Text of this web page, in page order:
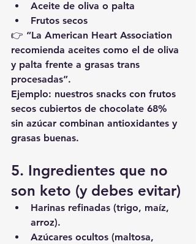
Aceite de oliva o palta
Frutos secos
👉 “La American Heart Association
recomienda aceites como el de oliva
y palta frente a grasas trans
procesadas”.
Ejemplo: nuestros snacks con frutos
secos cubiertos de chocolate 68%
sin azúcar combinan antioxidantes y
grasas buenas.
5. Ingredientes que no
son keto (y debes evitar)
Harinas refinadas (trigo, maíz,
arroz).
Azúcares ocultos (maltosa,